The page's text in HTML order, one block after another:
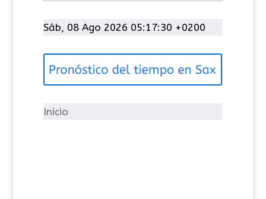
t
g
í
Sáb, 08 Ago 2026 05:17:30 +0200
Inicio